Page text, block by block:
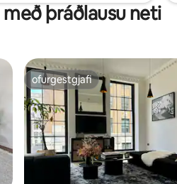
þráðlausu neti
ofurgestgjafi
ofurgestgjafi